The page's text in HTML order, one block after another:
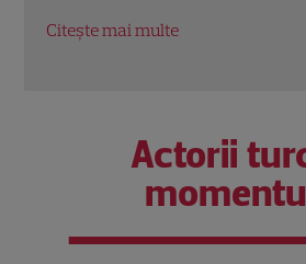
Citește mai multe
Actorii